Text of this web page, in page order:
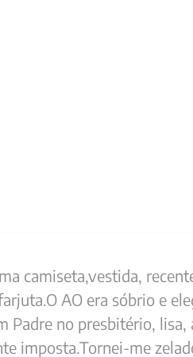
camiseta,vestida,
AO era sóbrio e
no presbitério, lisa,
imposta.Tornei-me